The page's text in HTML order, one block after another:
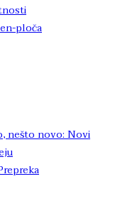
ploča
nešto novo: Novi